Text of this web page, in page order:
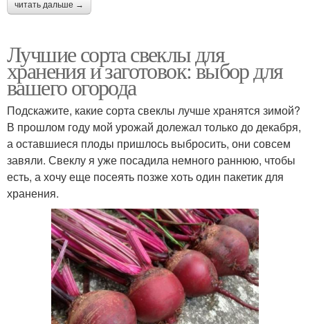
читать дальше →
Лучшие сорта свеклы для
хранения и заготовок: выбор для
вашего огорода
Подскажите, какие сорта свеклы лучше хранятся зимой?
В прошлом году мой урожай долежал только до декабря,
а оставшиеся плоды пришлось выбросить, они совсем
завяли. Свеклу я уже посадила немного раннюю, чтобы
есть, а хочу еще посеять позже хоть один пакетик для
хранения.